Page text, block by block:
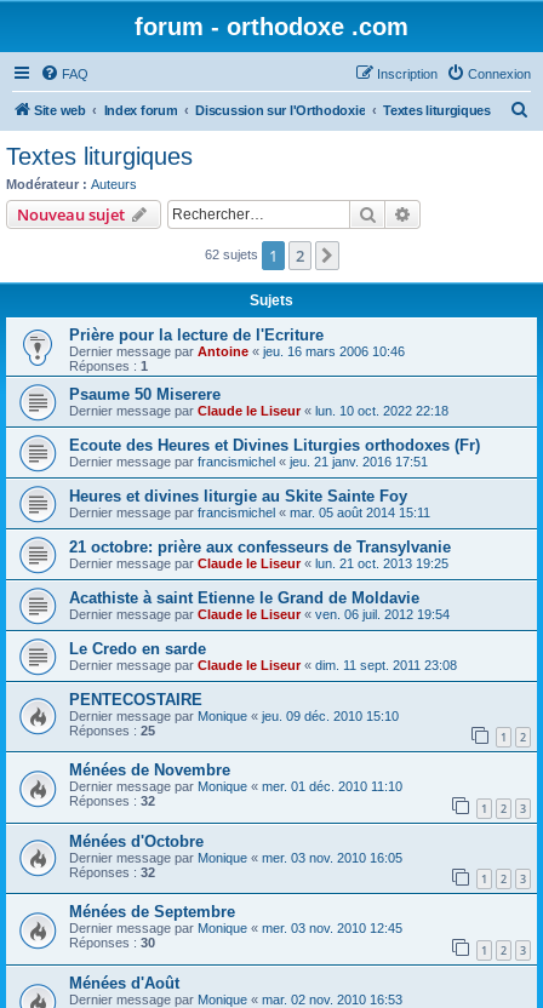
forum - orthodoxe .com
FAQ Connexion
Inscription
Site web Index forum Discussion sur l'Orthodoxie Textes liturgiques
c
Textes liturgiques
Modérateur : Auteurs
Nouveau sujet Rechercher
62 sujets 1 2
Sujets
Prière pour la lecture de l'Ecriture
Dernier message par Antoine « jeu. 16 mars 2006 10:46
Réponses : 1
Psaume 50 Miserere
Dernier message par Claude le Liseur« lun. 10 oct. 2022 22:18
Ecoute des Heures et Divines Liturgies orthodoxes (Fr)
Dernier message par francismichel « jeu. 21 janv. 2016 17:51
Heures et divines liturgie au Skite Sainte Foy
Dernier message par francismichel « mar. 05 août 2014 15:11
21 octobre: prière aux confesseurs de Transylvanie
Dernier message par Claude le Liseur« lun. 21 oct. 2013 19:25
Acathiste à saint Etienne le Grand de Moldavie
Dernier message par Claude le Liseur« ven. 06 juil. 2012 19:54
Le Credo en sarde
Dernier message par Claude le Liseur« dim. 11 sept. 2011 23:08
PENTECOSTAIRE
Dernier message par Monique « jeu. 09 déc. 2010 15:10
Réponses : 25 1 2
Ménées de Novembre
Dernier message par Monique « mer. 01 déc. 2010 11:10
Réponses : 32 1 2 3
Ménées d'Octobre
Dernier message par Monique « mer. 03 nov. 2010 16:05
Réponses : 32 1 2 3
Ménées de Septembre
Dernier message par Monique « mer. 03 nov. 2010 12:45
Réponses : 30 1 2 3
Ménées d'Août
Dernier message par Monique « mar. 02 nov. 2010 16:53